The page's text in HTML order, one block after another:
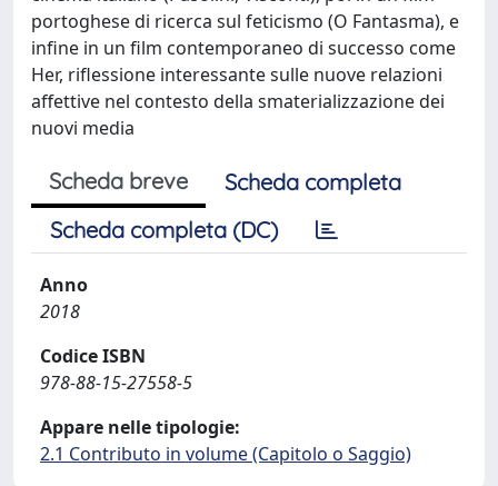
portoghese di ricerca sul feticismo (O Fantasma), e
infine in un film contemporaneo di successo come
Her, riflessione interessante sulle nuove relazioni
affettive nel contesto della smaterializzazione dei
nuovi media
Scheda breve
Scheda completa
Scheda completa (DC)
Anno
2018
Codice ISBN
978-88-15-27558-5
Appare nelle tipologie:
2.1 Contributo in volume (Capitolo o Saggio)